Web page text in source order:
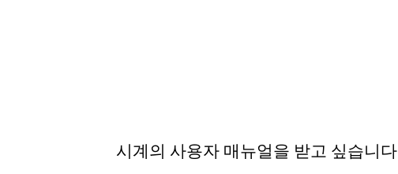
시계의 사용자 매뉴얼을 받고 싶습니다